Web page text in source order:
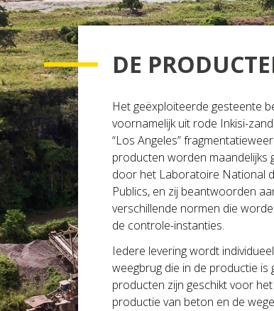
DE
Het geëxploiteerde gesteente
voornamelijk uit rode Inkisi-
“Los Angeles”
producten worden maandelijks
door het Laboratoire National
Publics, en zij beantwoorden
verschillende normen die
de controle-instanties.
Iedere levering wordt
weegbrug die in de productie is
producten zijn geschikt voor
productie van beton en de